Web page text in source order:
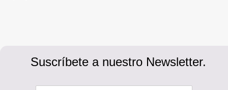
Suscríbete a nuestro Newsletter.